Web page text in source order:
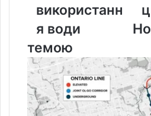
використанн
я води
темою